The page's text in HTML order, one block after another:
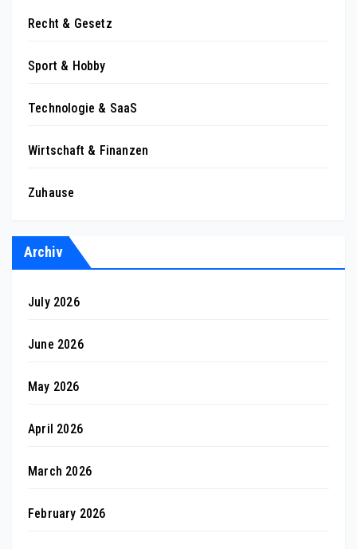
Recht & Gesetz
Sport & Hobby
Technologie & SaaS
Wirtschaft & Finanzen
Zuhause
Archiv
July 2026
June 2026
May 2026
April 2026
March 2026
February 2026